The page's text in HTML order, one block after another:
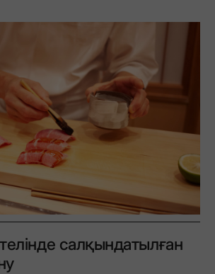
салқындатылған